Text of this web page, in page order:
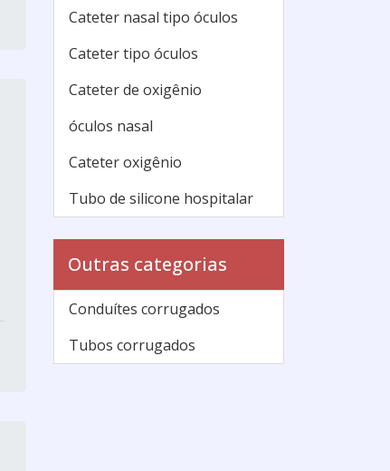
Cateter nasal tipo óculos
Cateter tipo óculos
Cateter de oxigênio
óculos nasal
Cateter oxigênio
Tubo de silicone hospitalar
Outras categorias
Conduítes corrugados
Tubos corrugados